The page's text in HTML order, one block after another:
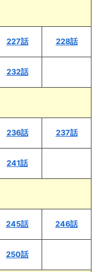
227話 228話
232話
236話 237話
241話
245話 246話
250話